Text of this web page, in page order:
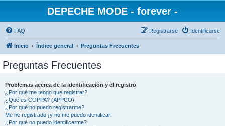
DEPECHE MODE - forever -
FAQ Identificarse
Registrarse
Inicio Índice general Preguntas Frecuentes
Preguntas Frecuentes
Problemas acerca de la identificación y el registro
¿Por qué me tengo que registrar?
¿Qué es COPPA? (APPCO)
¿Por qué no puedo registrarme?
Me he registrado ¡y no me puedo identificar!
¿Por qué no puedo identificarme?